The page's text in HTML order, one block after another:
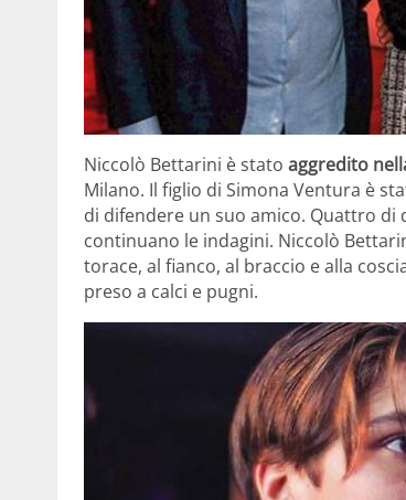
Niccolò Bettarini è stato aggredito
Milano. Il figlio di Simona Ventura è
di difendere un suo amico. Quattro
continuano le indagini. Niccolò
torace, al fianco, al braccio e alla
preso a calci e pugni.